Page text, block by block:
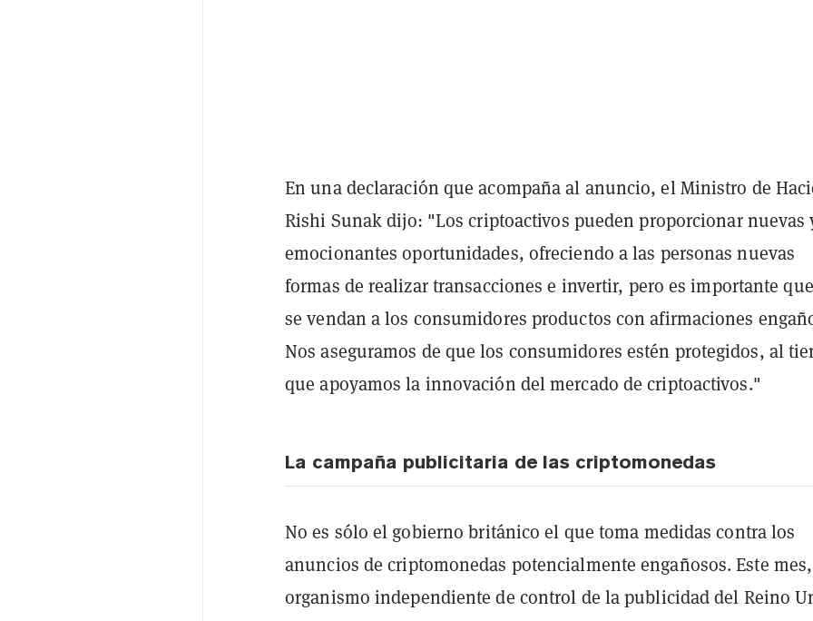
En una declaración que acompaña al anuncio, el Ministro de
Rishi Sunak dijo: "Los criptoactivos pueden proporcionar nuevas
emocionantes oportunidades, ofreciendo a las personas nuevas
formas de realizar transacciones e invertir, pero es importante
se vendan a los consumidores productos con afirmaciones
Nos aseguramos de que los consumidores estén protegidos, al
que apoyamos la innovación del mercado de criptoactivos."
La campaña publicitaria de las criptomonedas
No es sólo el gobierno británico el que toma medidas contra los
anuncios de criptomonedas potencialmente engañosos. Este
organismo independiente de control de la publicidad del Reino